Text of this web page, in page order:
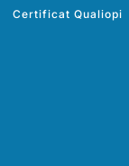
Certificat Qualiopi